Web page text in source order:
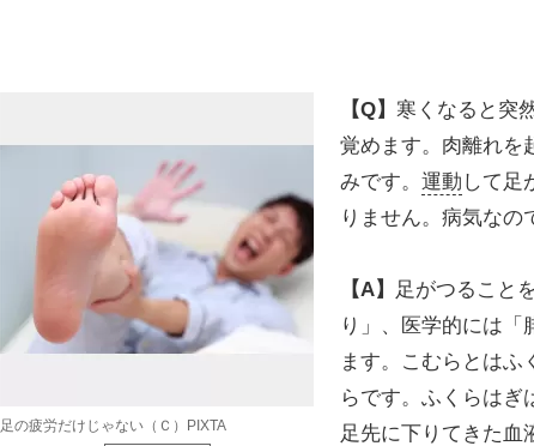
足の疲労だけじゃない（Ｃ）PIXTA
【Q】 寒くなると突
覚めます。肉離れを
みです。 運動 して足
りません。病気なの
【A】
足がつること
り」、医学的には「
ます。こむらとはふ
らです。ふくらはぎ
足先に下りてきた血